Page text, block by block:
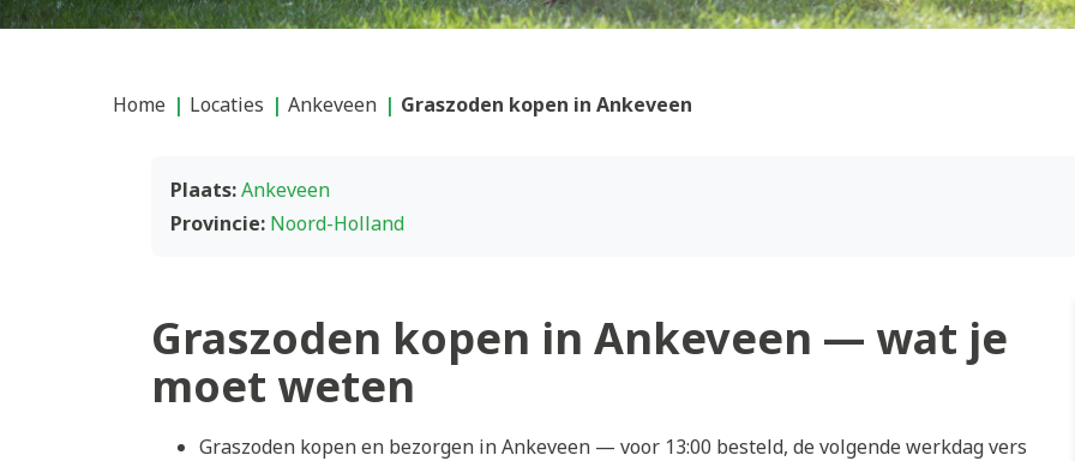
Home Locaties Ankeveen Graszoden kopen in Ankeveen
Plaats:Ankeveen
Provincie: Noord-Holland
Graszoden kopen in Ankeveen — wat je
moet weten
Graszoden kopen en bezorgen in Ankeveen — voor 13:00 besteld, de volgende werkdag vers